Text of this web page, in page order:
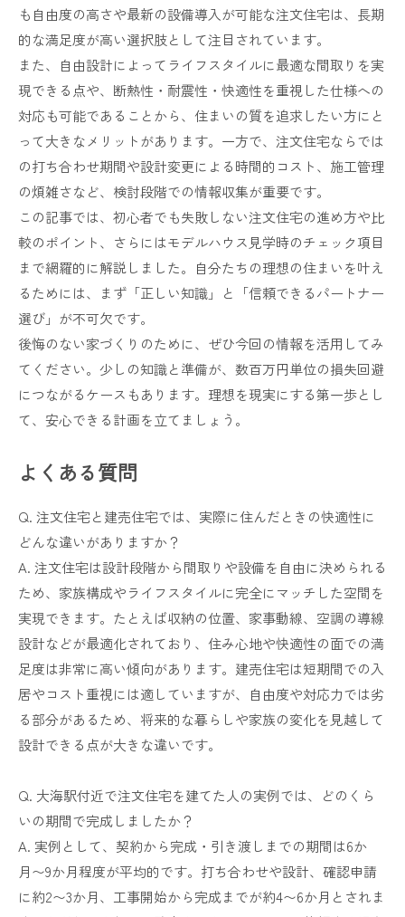
も自由度の高さや最新の設備導入が可能な注文住宅は、長期
的な満足度が高い選択肢として注目されています。
また、自由設計によってライフスタイルに最適な間取りを実
現できる点や、断熱性・耐震性・快適性を重視した仕様への
対応も可能であることから、住まいの質を追求したい方にと
って大きなメリットがあります。一方で、注文住宅ならでは
の打ち合わせ期間や設計変更による時間的コスト、施工管理
の煩雑さなど、検討段階での情報収集が重要です。
この記事では、初心者でも失敗しない注文住宅の進め方や比
較のポイント、さらにはモデルハウス見学時のチェック項目
まで網羅的に解説しました。自分たちの理想の住まいを叶え
るためには、まず「正しい知識」と「信頼できるパートナー
選び」が不可欠です。
後悔のない家づくりのために、ぜひ今回の情報を活用してみ
てください。少しの知識と準備が、数百万円単位の損失回避
につながるケースもあります。理想を現実にする第一歩とし
て、安心できる計画を立てましょう。
よくある質問
Q. 注文住宅と建売住宅では、実際に住んだときの快適性に
どんな違いがありますか？
A. 注文住宅は設計段階から間取りや設備を自由に決められる
ため、家族構成やライフスタイルに完全にマッチした空間を
実現できます。たとえば収納の位置、家事動線、空調の導線
設計などが最適化されており、住み心地や快適性の面での満
足度は非常に高い傾向があります。建売住宅は短期間での入
居やコスト重視には適していますが、自由度や対応力では劣
る部分があるため、将来的な暮らしや家族の変化を見越して
設計できる点が大きな違いです。
Q. 大海駅付近で注文住宅を建てた人の実例では、どのくら
いの期間で完成しましたか？
A. 実例として、契約から完成・引き渡しまでの期間は6か
月〜9か月程度が平均的です。打ち合わせや設計、確認申請
に約2〜3か月、工事開始から完成までが約4〜6か月とされま